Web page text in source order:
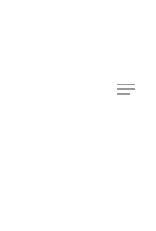
Menu